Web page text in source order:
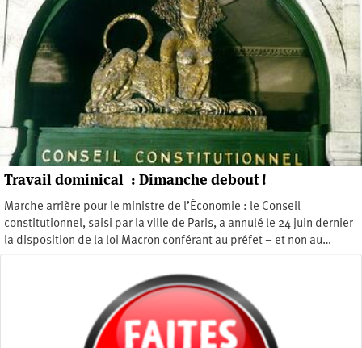
Travail dominical : Dimanche debout !
Marche arrière pour le ministre de l’Économie : le Conseil
constitutionnel, saisi par la ville de Paris, a annulé le 24 juin dernier
la disposition de la loi Macron conférant au préfet – et non au…